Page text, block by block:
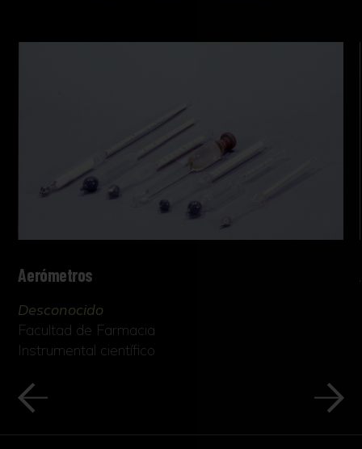
Aerómetros
Desconocido
Facultad de Farmacia
Instrumental científico